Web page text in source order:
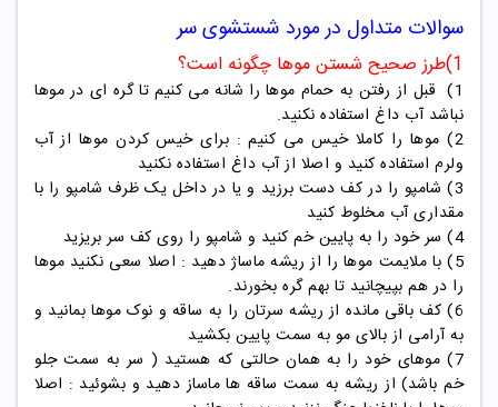
سوالات متداول در مورد شستشوی سر
1)طرز صحیح شستن موها چگونه است؟
1) قبل از رفتن به حمام موها را شانه می کنیم تا گره ای در موها
نباشد آب داغ استفاده نکنید.
2) موها را کاملا خیس می کنیم : برای خیس کردن موها از آب
ولرم استفاده کنید و اصلا از آب داغ استفاده نکنید
3) شامپو را در کف دست برزید و یا در داخل یک ظرف شامپو را با
مقداری آب مخلوط کنید
4) سر خود را به پایین خم کنید و شامپو را روی کف سر بریزید
5) با ملایمت موها را از ریشه ماساژ دهید : اصلا سعی نکنید موها
را در هم بپیچانید تا بهم گره بخورند.
6) کف باقی مانده از ریشه سرتان را به ساقه و نوک موها بمانید و
به آرامی از بالای مو به سمت پایین بکشید
7) موهای خود را به همان حالتی که هستید ( سر به سمت جلو
خم باشد) از ریشه به سمت ساقه ها ماساز دهید و بشوئید : اصلا